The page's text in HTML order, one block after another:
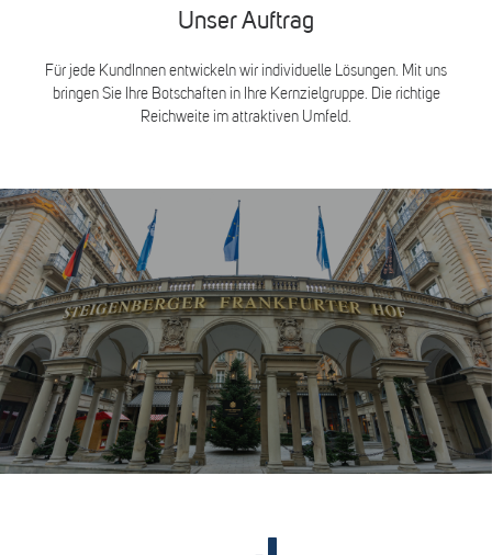
Unser Auftrag
Für jede KundInnen entwickeln wir individuelle Lösungen. Mit uns
bringen Sie Ihre Botschaften in Ihre Kernzielgruppe. Die richtige
Reichweite im attraktiven Umfeld.